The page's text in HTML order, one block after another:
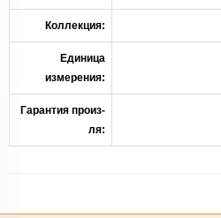
Коллекция:
Единица
измерения:
Гарантия произ-
ля: